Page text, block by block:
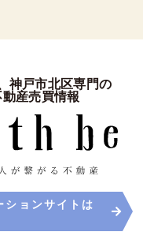
神戸市北区専門の
動産売買情報
ションサイトは